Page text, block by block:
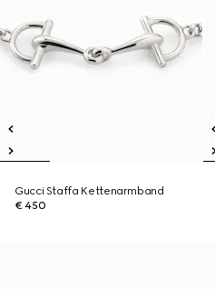
Gucci Staffa Kettenarmband
€ 450